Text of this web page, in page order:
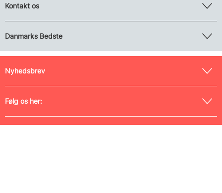
Kontakt os
Danmarks Bedste
Nyhedsbrev
Følg os her: